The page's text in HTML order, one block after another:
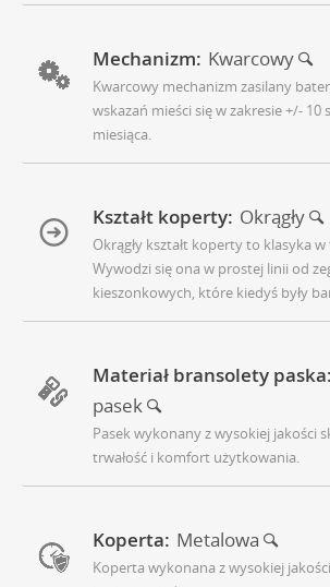
Mechanizm: Kwarcowy
Kwarcowy mechanizm zasilany
wskazań mieści się w zakresie +/- 10
miesiąca.
Kształt koperty: Okrągły
Okrągły kształt koperty to klasyka
Wywodzi się ona w prostej linii od
kieszonkowych, które kiedyś były
Materiał bransolety paska:
pasek
Pasek wykonany z wysokiej jakości
trwałość i komfort użytkowania.
Koperta: Metalowa
Koperta wykonana z wysokiej